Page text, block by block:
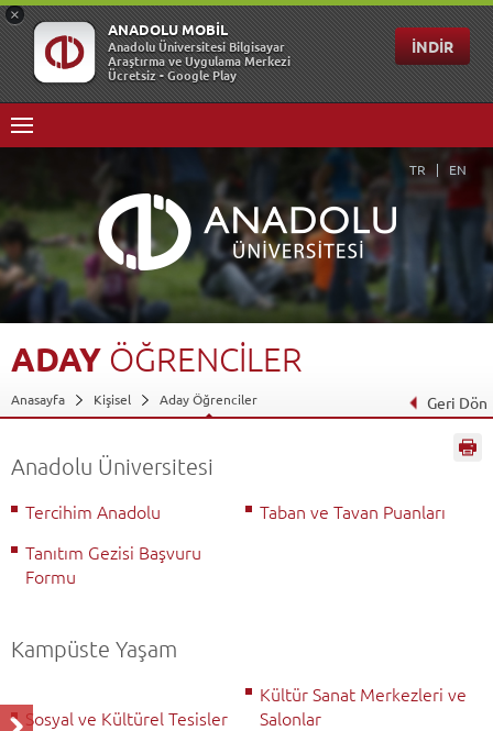
TR EN
ADAY ÖĞRENCİLER
Anasayfa Kişisel Aday Öğrenciler Geri Dön
Anadolu Üniversitesi
Tercihim Anadolu
Taban ve Tavan Puanları
Tanıtım Gezisi Başvuru
Formu
Kampüste Yaşam
Sosyal ve Kültürel Tesisler
Kültür Sanat Merkezleri ve
Salonlar